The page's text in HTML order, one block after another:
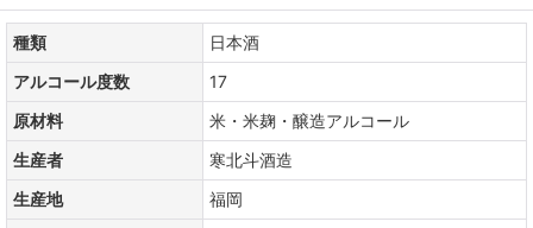
種類
日本酒
アルコール度数
17
原材料
米・米麹・醸造アルコール
生産者
寒北斗酒造
生産地
福岡